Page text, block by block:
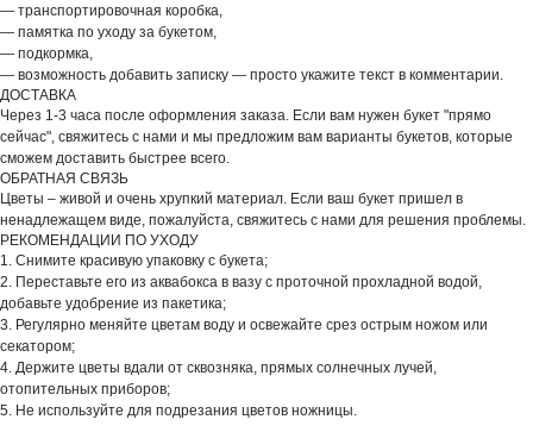
— транспортировочная коробка,
— памятка по уходу за букетом,
— подкормка,
— возможность добавить записку — просто укажите текст в комментарии.
ДОСТАВКА
Через 1-3 часа после оформления заказа. Если вам нужен букет "прямо
сейчас", свяжитесь с нами и мы предложим вам варианты букетов, которые
сможем доставить быстрее всего.
ОБРАТНАЯ СВЯЗЬ
Цветы – живой и очень хрупкий материал. Если ваш букет пришел в
ненадлежащем виде, пожалуйста, свяжитесь с нами для решения проблемы.
РЕКОМЕНДАЦИИ ПО УХОДУ
1. Снимите красивую упаковку с букета;
2. Переставьте его из аквабокса в вазу с проточной прохладной водой,
добавьте удобрение из пакетика;
3. Регулярно меняйте цветам воду и освежайте срез острым ножом или
секатором;
4. Держите цветы вдали от сквозняка, прямых солнечных лучей,
отопительных приборов;
5. Не используйте для подрезания цветов ножницы.